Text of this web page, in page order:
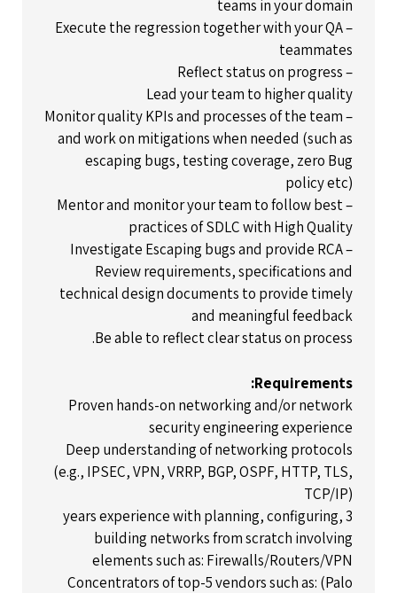
teams in your domain
– Execute the regression together with your QA
teammates
– Reflect status on progress
Lead your team to higher quality
– Monitor quality KPIs and processes of the team
and work on mitigations when needed (such as
escaping bugs, testing coverage, zero Bug
policy etc)
– Mentor and monitor your team to follow best
practices of SDLC with High Quality
– Investigate Escaping bugs and provide RCA
Review requirements, specifications and
technical design documents to provide timely
and meaningful feedback
Be able to reflect clear status on process.
Requirements:
Proven hands-on networking and/or network
security engineering experience
Deep understanding of networking protocols
(e.g., IPSEC, VPN, VRRP, BGP, OSPF, HTTP, TLS,
TCP/IP)
3 years experience with planning, configuring,
building networks from scratch involving
elements such as: Firewalls/Routers/VPN
Concentrators of top-5 vendors such as: (Palo